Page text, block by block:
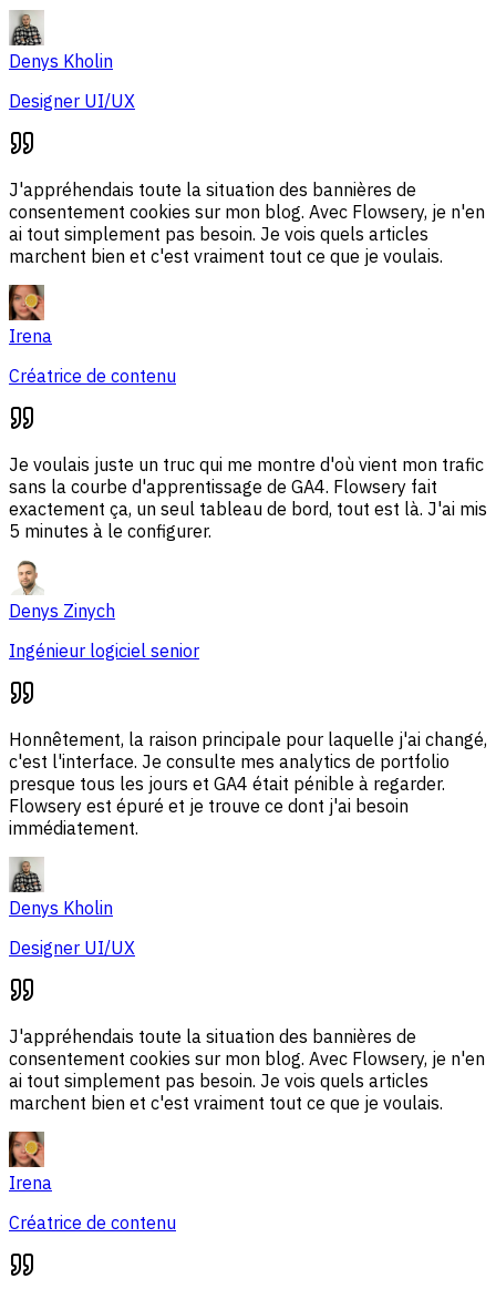
Denys Kholin
Designer UI/UX
J'appréhendais toute la situation des bannières de
consentement cookies sur mon blog. Avec Flowsery, je n'en
ai tout simplement pas besoin. Je vois quels articles
marchent bien et c'est vraiment tout ce que je voulais.
Irena
Créatrice de contenu
Je voulais juste un truc qui me montre d'où vient mon trafic
sans la courbe d'apprentissage de GA4. Flowsery fait
exactement ça, un seul tableau de bord, tout est là. J'ai mis
5 minutes à le configurer.
Denys Zinych
Ingénieur logiciel senior
Honnêtement, la raison principale pour laquelle j'ai changé,
c'est l'interface. Je consulte mes analytics de portfolio
presque tous les jours et GA4 était pénible à regarder.
Flowsery est épuré et je trouve ce dont j'ai besoin
immédiatement.
Denys Kholin
Designer UI/UX
J'appréhendais toute la situation des bannières de
consentement cookies sur mon blog. Avec Flowsery, je n'en
ai tout simplement pas besoin. Je vois quels articles
marchent bien et c'est vraiment tout ce que je voulais.
Irena
Créatrice de contenu